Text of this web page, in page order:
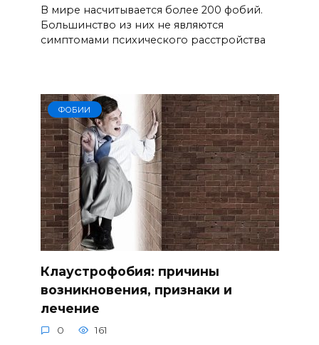
В мире насчитывается более 200 фобий.
Большинство из них не являются
симптомами психического расстройства
ФОБИИ
Клаустрофобия: причины
возникновения, признаки и
лечение
0 161